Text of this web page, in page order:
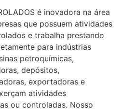
é inovadora na área
que possuem atividades
e trabalha prestando
para indústrias
petroquímicas,
depósitos,
exportadoras e
atividades
ou controladas. Nosso